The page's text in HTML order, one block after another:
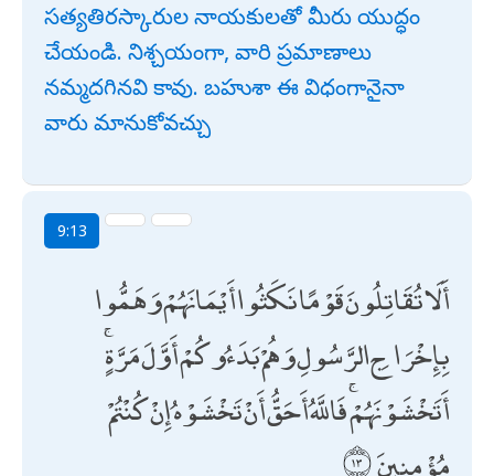
సత్యతిరస్కారుల నాయకులతో మీరు యుద్ధం
చేయండి. నిశ్చయంగా, వారి ప్రమాణాలు
నమ్మదగినవి కావు. బహుశా ఈ విధంగానైనా
వారు మానుకోవచ్చు
9:13
أَلَا تُقَاتِلُونَ قَوْمًا نَكَثُوا أَيْمَانَهُمْ وَهَمُّوا
بِإِخْرَاجِ الرَّسُولِ وَهُمْ بَدَءُوكُمْ أَوَّلَ مَرَّةٍ ۚ
أَتَخْشَوْنَهُمْ ۚ فَاللَّهُ أَحَقُّ أَنْ تَخْشَوْهُ إِنْ كُنْتُمْ
مُؤْمِنِينَ